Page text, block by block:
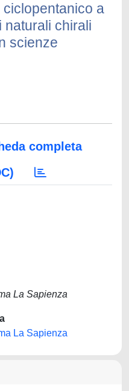
a
naturali chirali
scienze
completa
La Sapienza
La Sapienza